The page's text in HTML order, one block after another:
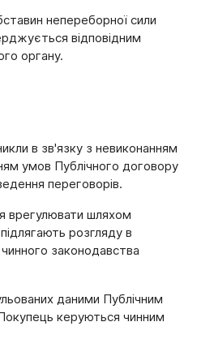
непереборної сили
відповідним
органу.
в зв'язку з невиконанням
умов Публічного договору
переговорів.
врегулювати шляхом
розгляду в
законодавства
даними Публічним
керуються чинним